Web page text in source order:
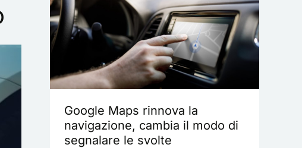
Google Maps rinnova la
navigazione, cambia il modo di
segnalare le svolte